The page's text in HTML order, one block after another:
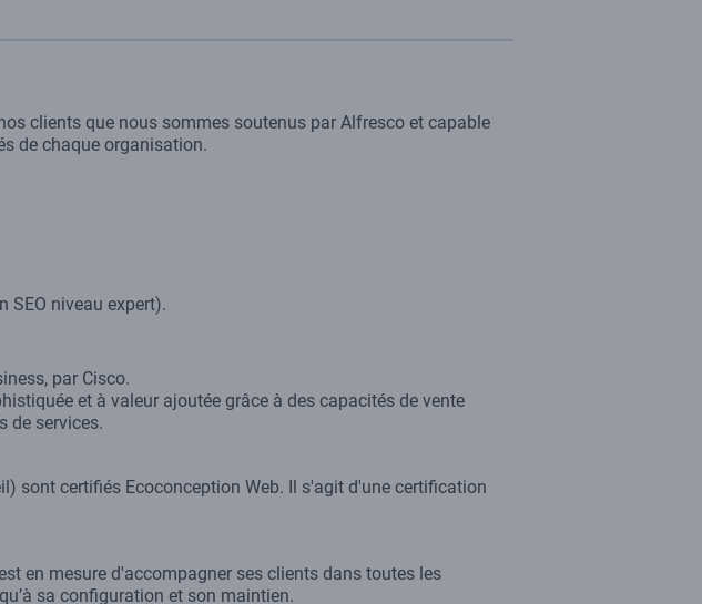
clients que nous sommes soutenus par Alfresco et capable
de chaque organisation.
SEO niveau expert).
par Cisco.
et à valeur ajoutée grâce à des capacités de vente
de services.
sont certifiés Ecoconception Web. Il s'agit d'une certification
en mesure d'accompagner ses clients dans toutes les
sa configuration et son maintien.